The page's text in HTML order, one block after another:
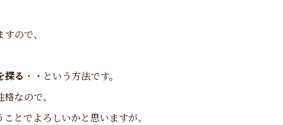
ので、
探る ・・という方法です。
なので、
とでよろしいかと思いますが、